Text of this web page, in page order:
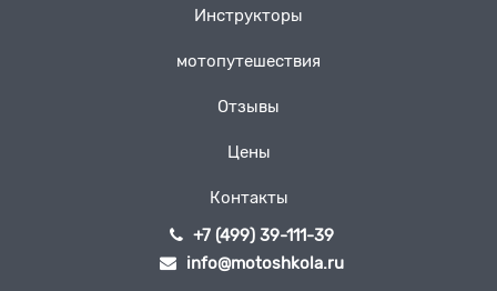
Инструкторы
мотопутешествия
Отзывы
Цены
Контакты
+7 (499) 39-111-39
info@motoshkola.ru